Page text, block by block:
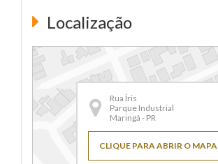
Localização
Rua Íris
Parque Industrial
Maringá - PR
CLIQUE PARA ABRIR O MAPA